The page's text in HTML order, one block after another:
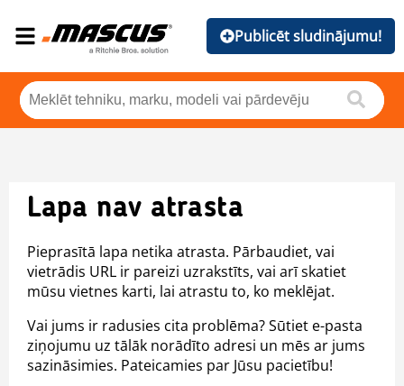
Publicēt sludinājumu!
Lapa nav atrasta
Pieprasītā lapa netika atrasta. Pārbaudiet, vai
vietrādis URL ir pareizi uzrakstīts, vai arī skatiet
mūsu vietnes karti, lai atrastu to, ko meklējat.
Vai jums ir radusies cita problēma? Sūtiet e-pasta
ziņojumu uz tālāk norādīto adresi un mēs ar jums
sazināsimies. Pateicamies par Jūsu pacietību!